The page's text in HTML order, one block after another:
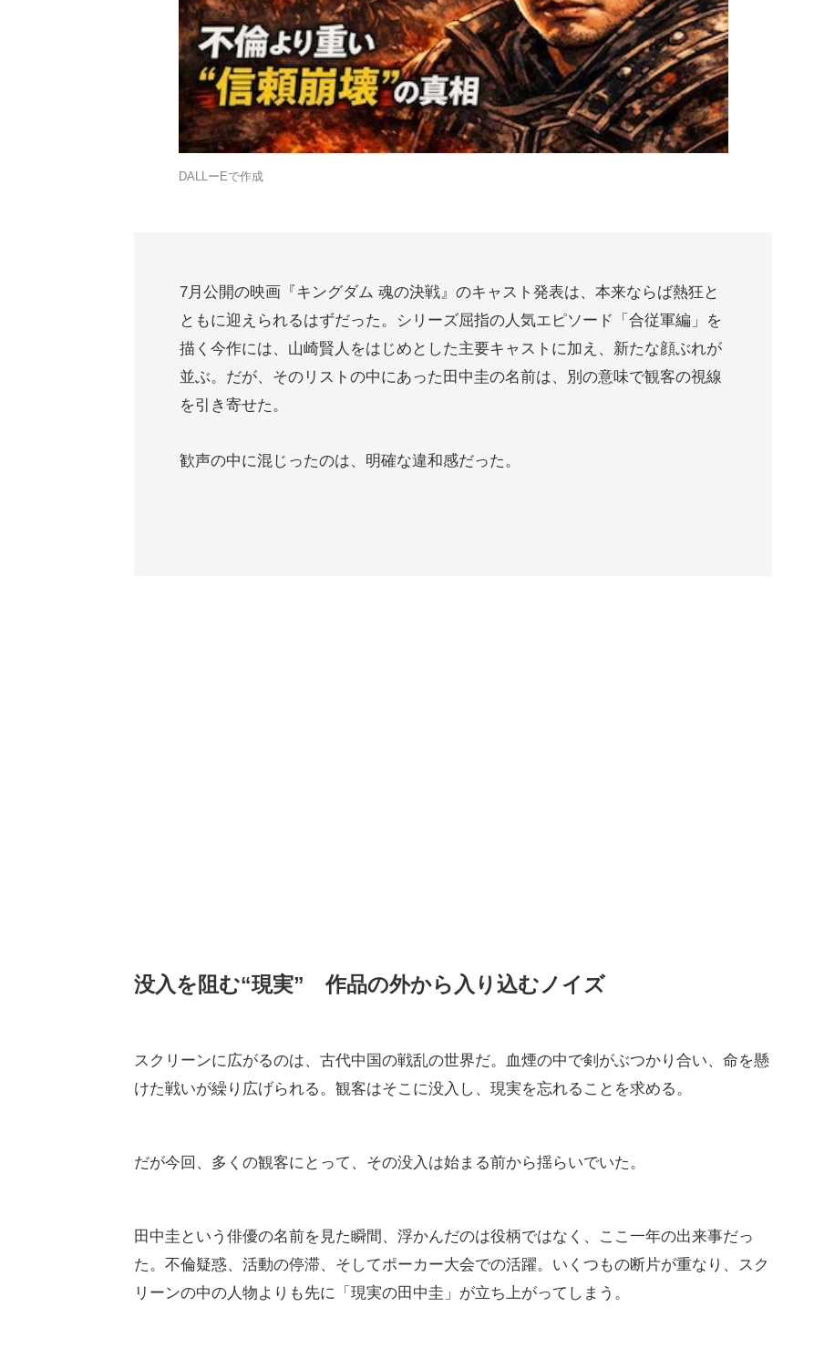
DALLーEで作成
7月公開の映画『キングダム 魂の決戦』のキャスト発表は、本来ならば熱狂と
ともに迎えられるはずだった。シリーズ屈指の人気エピソード「合従軍編」を
描く今作には、山崎賢人をはじめとした主要キャストに加え、新たな顔ぶれが
並ぶ。だが、そのリストの中にあった田中圭の名前は、別の意味で観客の視線
を引き寄せた。
歓声の中に混じったのは、明確な違和感だった。
没入を阻む“現実” 作品の外から入り込むノイズ
スクリーンに広がるのは、古代中国の戦乱の世界だ。血煙の中で剣がぶつかり合い、命を懸
けた戦いが繰り広げられる。観客はそこに没入し、現実を忘れることを求める。
だが今回、多くの観客にとって、その没入は始まる前から揺らいでいた。
田中圭という俳優の名前を見た瞬間、浮かんだのは役柄ではなく、ここ一年の出来事だっ
た。不倫疑惑、活動の停滞、そしてポーカー大会での活躍。いくつもの断片が重なり、スク
リーンの中の人物よりも先に「現実の田中圭」が立ち上がってしまう。